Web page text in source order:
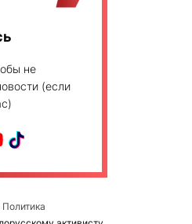
не
(если